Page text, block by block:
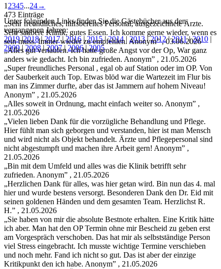
Unter folgenden Links finden Sie die Gästebücher aus den
vergangenen Jahren:
2019|2018|2017|2016|2015|2014| 2013|2012|2011|2010 |
2009| 2008|2007| 2006|2005
Guestbook
list
navigation
1 2345...24→
473 Einträge
„Sehr freundliches, hilfsbereites Personal, ausgezeichnete Ärzte.
Sehr saubere Klinik, gutes Essen. Ich komme gerne wieder, wenn es
sein muss. Immer wieder zu empfehlen. Anonym” , 03.06.2026
„Alles gut verlaufen. Ich hatte große Angst vor der Op, War ganz
anders wie gedacht. Ich bin zufrieden. Anonym” , 21.05.2026
„Super freundliches Personal , egal ob auf Station oder im OP. Von
der Sauberkeit auch Top. Etwas blöd war die Wartezeit im Flur bis
man ins Zimmer durfte, aber das ist Jammern auf hohem Niveau!
Anonym” , 21.05.2026
„Alles soweit in Ordnung, macht einfach weiter so. Anonym” ,
21.05.2026
„Vielen lieben Dank für die vorzügliche Behandlung und Pflege.
Hier fühlt man sich geborgen und verstanden, hier ist man Mensch
und wird nicht als Objekt behandelt. Ärzte und Pflegepersonal sind
nicht abgestumpft und machen ihre Arbeit gern! Anonym” ,
21.05.2026
„Bin mit dem Umfeld und alles was die Klinik betrifft sehr
zufrieden. Anonym” , 21.05.2026
„Herzlichen Dank für alles, was hier getan wird. Bin nun das 4. mal
hier und wurde bestens versorgt. Besonderen Dank den Dr. Eid mit
seinen goldenen Händen und dem gesamten Team. Herzlichst R.
H.” , 21.05.2026
„Sie haben von mir die absolute Bestnote erhalten. Eine Kritik hätte
ich aber. Man hat den OP Termin ohne mir Bescheid zu geben erst
am Vorgespräch verschoben. Das hat mir als selbstständige Person
viel Stress eingebracht. Ich musste wichtige Termine verschieben
und noch mehr. Fand ich nicht so gut. Das ist aber der einzige
Kritikpunkt den ich habe. Anonym” , 21.05.2026